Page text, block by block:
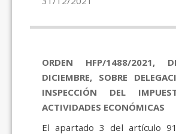
ORDEN HFP/1488/2021,
DICIEMBRE, SOBRE
INSPECCIÓN DEL
ACTIVIDADES ECONÓMICAS
El apartado 3 del artículo